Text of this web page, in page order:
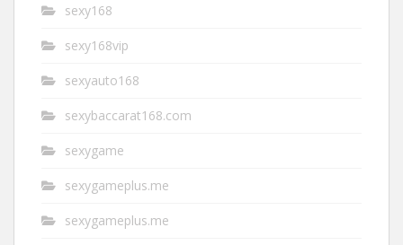
sexy168
sexy168vip
sexyauto168
sexybaccarat168.com
sexygame
sexygameplus.me
sexygameplus.me